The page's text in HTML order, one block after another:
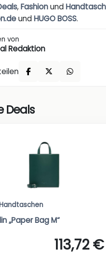
,Fashionund
undHUGO BOSS.
von
Redaktion
Deals
„Paper Bag M“
113,72 €